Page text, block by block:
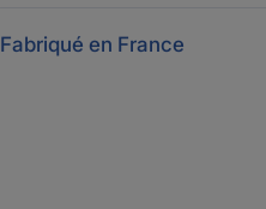
Fabriqué en France